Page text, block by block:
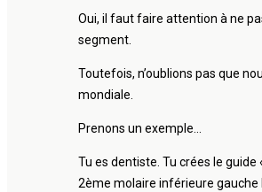
Oui, il faut faire attention à ne
segment.
Toutefois, n’oublions pas que
mondiale.
Prenons un exemple…
Tu es dentiste. Tu crées le
2ème molaire inférieure gauche